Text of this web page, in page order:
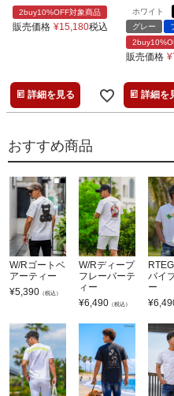
2buy10%OFF対象商品
販売価格 ¥15,180税込
詳細を見る
ホワイト
グレー
販売価格 ¥
詳細を
おすすめ商品
W/Rゴートベ
アーティー
¥5,390 （税込）
W/Rディープ
フレーバーテ
ィー
¥6,490 （税込）
バイ
ー
¥